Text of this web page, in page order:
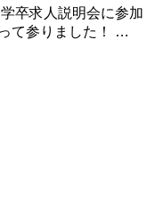
卒求人説明会に参加
て参りました！ …